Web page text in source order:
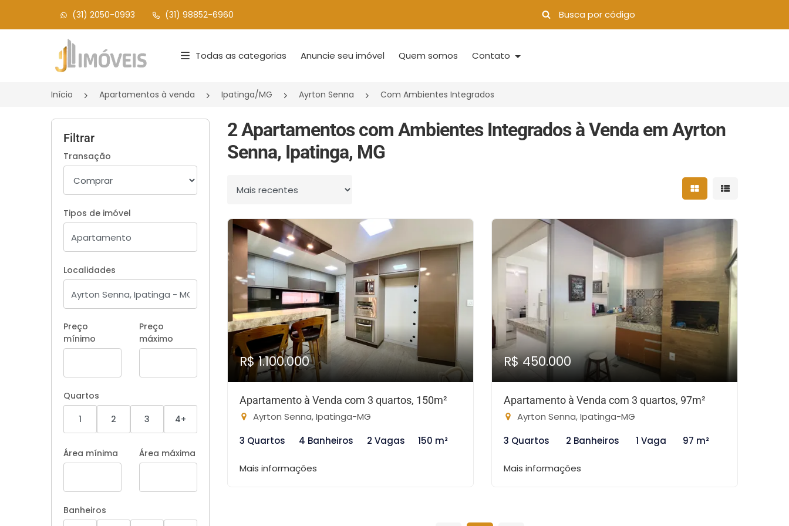
(31) 2050-0993 (31) 98852-6960
Página inicial
Todas as categorias Anuncie seu imóvel Quem somos Contato
Início Apartamentos à venda Ipatinga/MG Ayrton Senna Com Ambientes Integrados
Filtrar
Transação
Tipos de imóvel
Localidades
Preço
mínimo
Preço
máximo
Quartos
1
2 3 4+
Área mínima Área máxima
Banheiros
2 Apartamentos com Ambientes Integrados à Venda em Ayrton
Senna, Ipatinga, MG
Ordenar por Mostrar resultados
Mostrar
R$ 1.100.000
Apartamento à Venda com 3 quartos, 150m²
Ayrton Senna, Ipatinga-MG
3 Quartos
4 Banheiros 2 Vagas 150 m²
Mais informações
R$ 450.000
Apartamento à Venda com 3 quartos, 97m²
Ayrton Senna, Ipatinga-MG
3 Quartos
2 Banheiros 1 Vaga 97 m²
Mais informações